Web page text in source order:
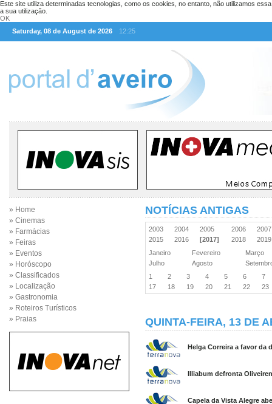
Este site utiliza determinadas tecnologias, como os cookies, no entanto, não utilizamos
a sua utilização.
OK
Saturday, 08 de August de 2026
12:25
» Home
» Cinemas
» Farmácias
» Feiras
» Eventos
» Horóscopo
» Classificados
» Localização
» Gastronomia
» Roteiros Turísticos
» Praias
NOTÍCIAS ANTIGAS
2003 2004 2005 2006
2015
2016 [2017] 2018
Janeiro
Fevereiro
Março
Julho
Agosto
1
2 3 4 5 6
7
17
18 19 20 21 22 23
QUINTA-FEIRA, 13 DE
Helga Correira a favor da
Illiabum defronta
Capela da Vista Alegre